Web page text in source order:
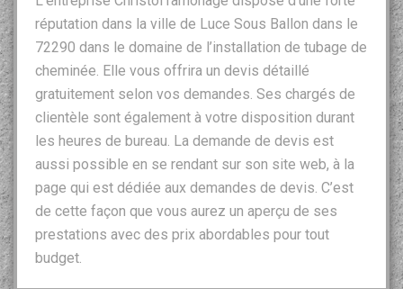
réputation dans la ville de Luce Sous Ballon dans le
72290 dans le domaine de l’installation de tubage de
cheminée. Elle vous offrira un devis détaillé
gratuitement selon vos demandes. Ses chargés de
clientèle sont également à votre disposition durant
les heures de bureau. La demande de devis est
aussi possible en se rendant sur son site web, à la
page qui est dédiée aux demandes de devis. C’est
de cette façon que vous aurez un aperçu de ses
prestations avec des prix abordables pour tout
budget.